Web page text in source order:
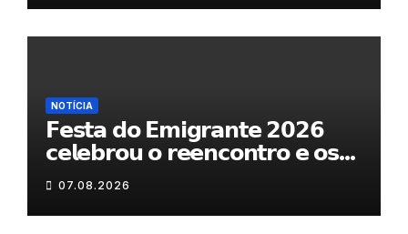
NOTÍCIA
𝗙𝗲𝘀𝘁𝗮 𝗱𝗼 𝗘𝗺𝗶𝗴𝗿𝗮𝗻𝘁𝗲 𝟮𝟬𝟮𝟲
𝗰𝗲𝗹𝗲𝗯𝗿𝗼𝘂 𝗼 𝗿𝗲𝗲𝗻𝗰𝗼𝗻𝘁𝗿𝗼 𝗲 𝗼𝘀
𝗹𝗮𝗰̧𝗼𝘀 𝗾𝘂𝗲 𝘂𝗻𝗲𝗺 𝗠𝘂𝗿𝗰̧𝗮
07.08.2026